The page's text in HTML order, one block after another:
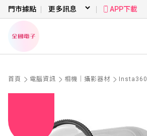
門市據點 APP下載
首頁 電腦資訊 相機｜攝影器材 Insta360